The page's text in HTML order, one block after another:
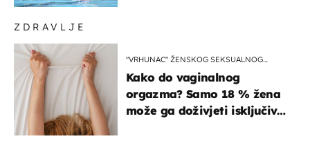
ZDRAVLJE
"VRHUNAC" ŽENSKOG SEKSUALNOG
Kako do vaginalnog
orgazma? Samo 18 % žena
može ga doživjeti isključivo